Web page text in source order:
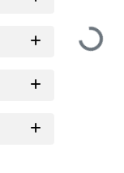
Loading...